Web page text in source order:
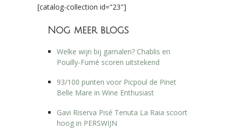
[catalog-collection id="23"]
Nog meer blogs
Welke wijn bij garnalen? Chablis en
Pouilly-Fumé scoren uitstekend
93/100 punten voor Picpoul de Pinet
Belle Mare in Wine Enthusiast
Gavi Riserva Pisé Tenuta La Raia scoort
hoog in PERSWIJN